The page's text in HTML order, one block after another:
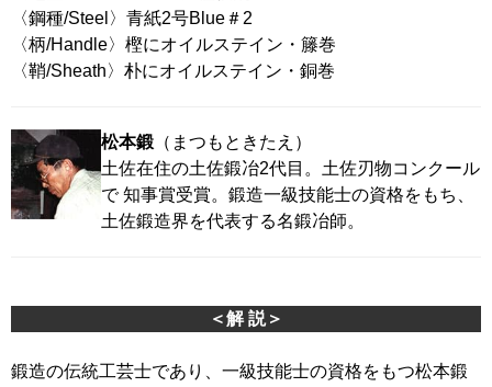
〈鋼種/Steel〉青紙2号Blue＃2
〈柄/Handle〉樫にオイルステイン・籐巻
〈鞘/Sheath〉朴にオイルステイン・銅巻
松本鍛 （まつもときたえ）
土佐在住の土佐鍛冶2代目。土佐刃物コンクール
で 知事賞受賞。鍛造一級技能士の資格をもち、
土佐鍛造界を代表する名鍛冶師。
＜解 説＞
鍛造の伝統工芸士であり、一級技能士の資格をもつ松本鍛